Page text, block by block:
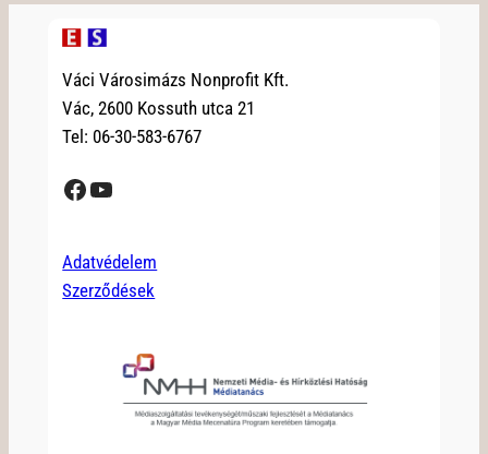
Váci Városimázs Nonprofit Kft.
Vác, 2600 Kossuth utca 21
Tel: 06-30-583-6767
Facebook YouTube
Adatvédelem
Szerződések